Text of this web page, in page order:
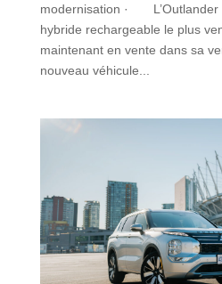
modernisation · L’Outlander
hybride rechargeable le plus
maintenant en vente dans sa
nouveau véhicule...